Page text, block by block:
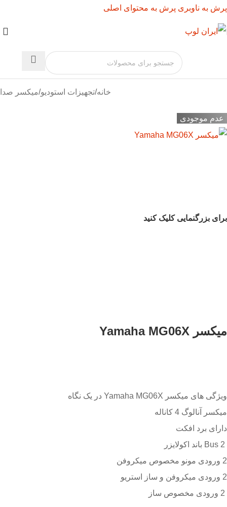
پرش به ناوبری پرش به محتوای اصلی
خانه/تجهیزات استودیو/میکسر صدا
عدم موجودی
برای بزرگنمایی کلیک کنید
میکسر Yamaha MG06X
ویژگی های میکسر Yamaha MG06X در یک نگاه
میکسر آنالوگ 4 کاناله
دارای برد افکت
2 ورودی مونو مخصوص میکروفن
2 ورودی میکروفن و ساز استریو